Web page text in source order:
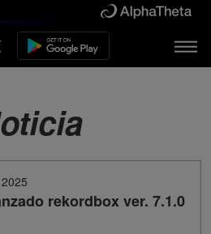
rekordbox ver. 7.1.0